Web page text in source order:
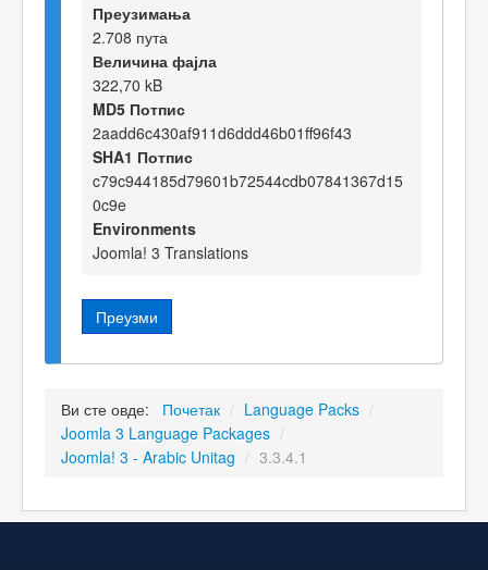
Преузимања
2.708 пута
Величина фајла
322,70 kB
MD5 Потпис
2aadd6c430af911d6ddd46b01ff96f43
SHA1 Потпис
c79c944185d79601b72544cdb07841367d15
0c9e
Environments
Joomla! 3 Translations
Преузми
Ви сте овде: Почетак / Language Packs /
Joomla 3 Language Packages /
Joomla! 3 - Arabic Unitag / 3.3.4.1